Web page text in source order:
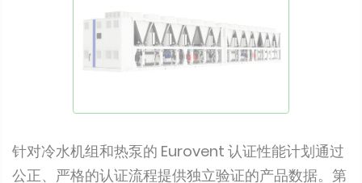
针对冷水机组和热泵的 Eurovent 认证性能计划通过
公正、严格的认证流程提供独立验证的产品数据。第